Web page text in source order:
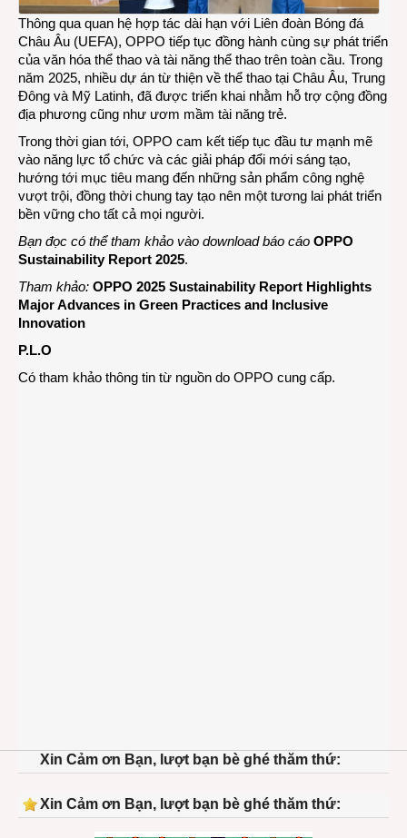
Thông qua quan hệ hợp tác dài hạn với Liên đoàn Bóng đá
Châu Âu (UEFA), OPPO tiếp tục đồng hành cùng sự phát triển
của văn hóa thể thao và tài năng thể thao trên toàn cầu. Trong
năm 2025, nhiều dự án từ thiện về thể thao tại Châu Âu, Trung
Đông và Mỹ Latinh, đã được triển khai nhằm hỗ trợ cộng đồng
địa phương cũng như ươm mầm tài năng trẻ.
Trong thời gian tới, OPPO cam kết tiếp tục đầu tư mạnh mẽ
vào năng lực tổ chức và các giải pháp đổi mới sáng tạo,
hướng tới mục tiêu mang đến những sản phẩm công nghệ
vượt trội, đồng thời chung tay tạo nên một tương lai phát triển
bền vững cho tất cả mọi người.
Bạn đọc có thể tham khảo vào download báo cáo OPPO
Sustainability Report 2025.
Tham khảo: OPPO 2025 Sustainability Report Highlights
Major Advances in Green Practices and Inclusive
Innovation
P.L.O
Có tham khảo thông tin từ nguồn do OPPO cung cấp.
Xin Cảm ơn Bạn, lượt bạn bè ghé thăm thứ:
Xin Cảm ơn Bạn, lượt bạn bè ghé thăm thứ: